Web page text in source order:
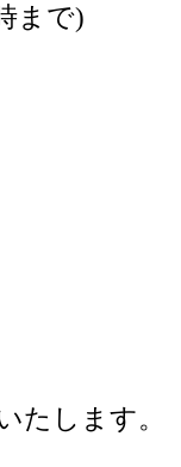
まで)
たします。